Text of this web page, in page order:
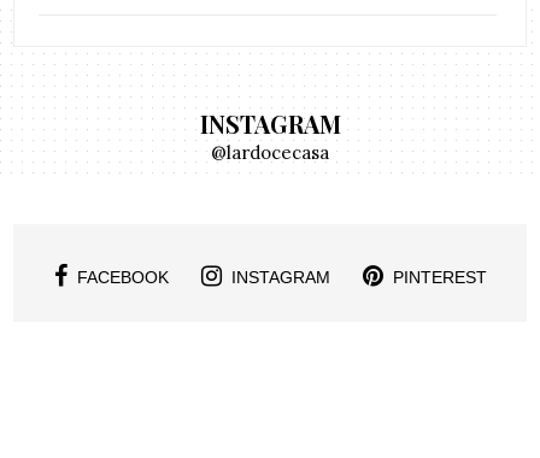
INSTAGRAM
@lardocecasa
FACEBOOK INSTAGRAM PINTEREST